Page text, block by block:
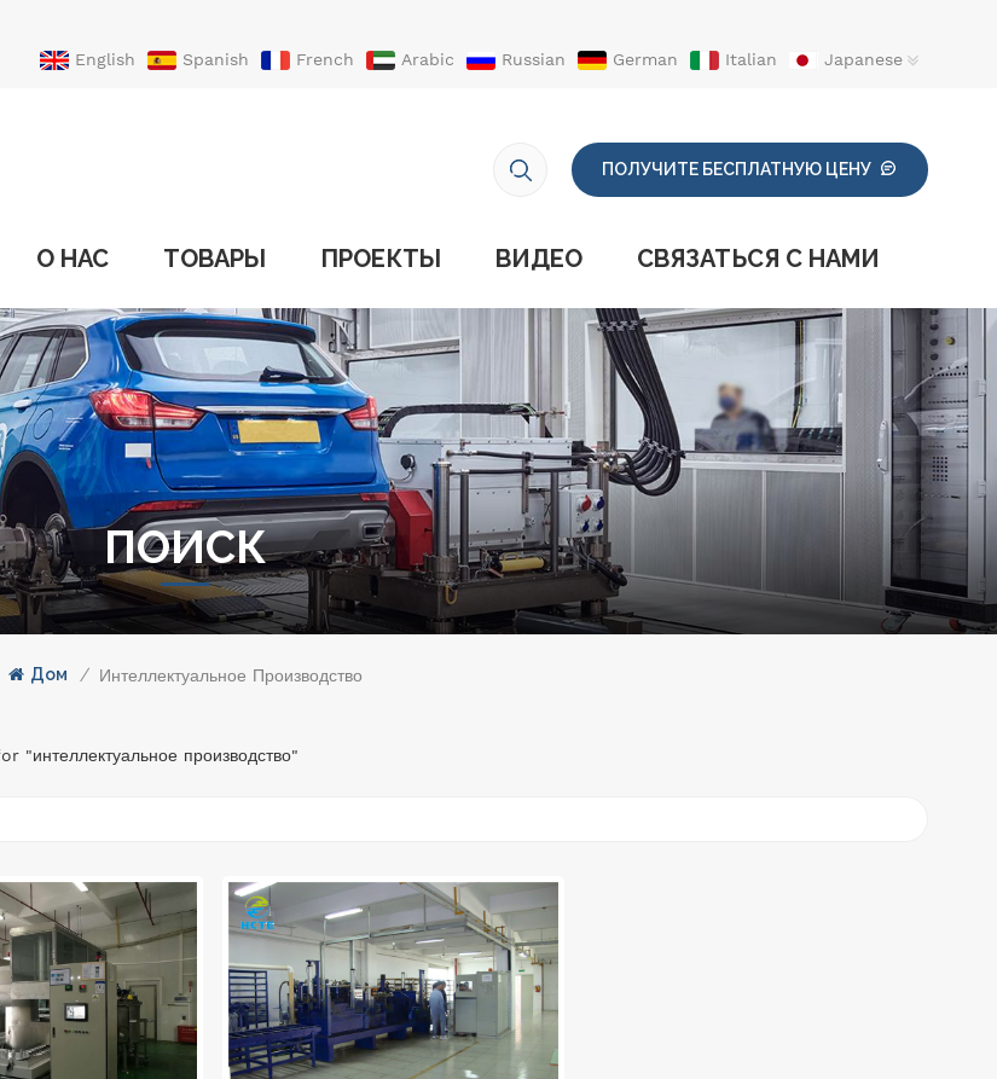
English Spanish French Arabic Russian German Italian
Japanese
ПОЛУЧИТЕ БЕСПЛАТНУЮ ЦЕНУ
О НАС ТОВАРЫ ПРОЕКТЫ ВИДЕО СВЯЗАТЬСЯ С НАМИ
ПОИСК
Дом / Интеллектуальное Производство
производство"